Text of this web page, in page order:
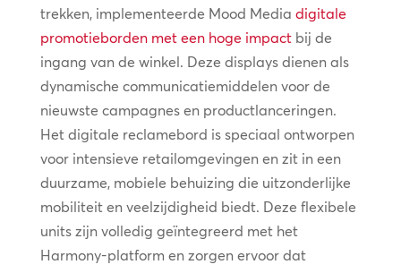
trekken, implementeerde Mood Media digitale
promotieborden met een hoge impactbij de
ingang van de winkel. Deze displays dienen als
dynamische communicatiemiddelen voor de
nieuwste campagnes en productlanceringen.
Het digitale reclamebord is speciaal ontworpen
voor intensieve retailomgevingen en zit in een
duurzame, mobiele behuizing die uitzonderlijke
mobiliteit en veelzijdigheid biedt. Deze flexibele
units zijn volledig geïntegreerd met het
Harmony-platform en zorgen ervoor dat